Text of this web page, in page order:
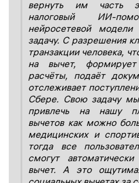
вернуть им часть
налоговый ИИ-
нейросетевой
задачу. С разрешения
транзакции человека,
на вычет,
расчёты, подаёт
отслеживает
Сбере. Свою задачу
привлечь на нашу
вычетов как можно
медицинских и
тогда все
смогут
вычет. А это